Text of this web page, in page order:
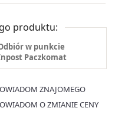
produktu:
w punkcie
Paczkomat
ZNAJOMEGO
O ZMIANIE CENY